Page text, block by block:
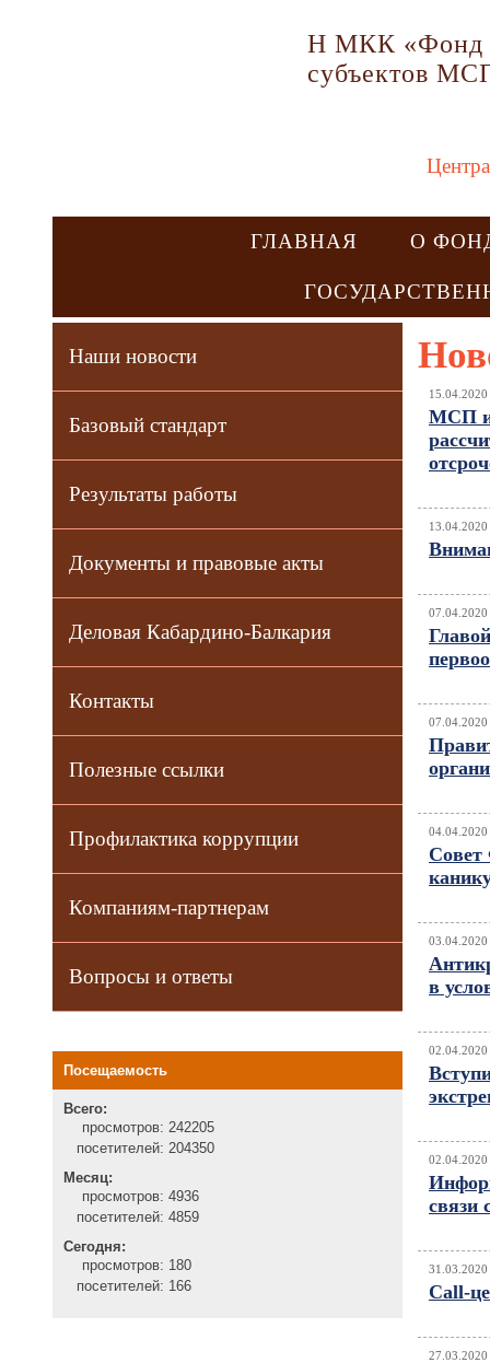
Н МКК «Фонд
субъектов
ГЛАВНАЯ О
Наши новости
Базовый стандарт
Результаты работы
Документы и правовые акты
Деловая Кабардино-Балкария
Контакты
Полезные ссылки
Профилактика коррупции
Компаниям-партнерам
Вопросы и ответы
Посещаемость
Всего:
просмотров: 242205
посетителей: 204350
Месяц:
просмотров: 4936
посетителей: 4859
Сегодня:
просмотров: 180
посетителей: 166
МСП
Совет
в
связи
Call-